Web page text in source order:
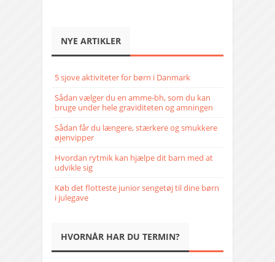
NYE ARTIKLER
5 sjove aktiviteter for børn i Danmark
Sådan vælger du en amme-bh, som du kan
bruge under hele graviditeten og amningen
Sådan får du længere, stærkere og smukkere
øjenvipper
Hvordan rytmik kan hjælpe dit barn med at
udvikle sig
Køb det flotteste junior sengetøj til dine børn
i julegave
HVORNÅR HAR DU TERMIN?